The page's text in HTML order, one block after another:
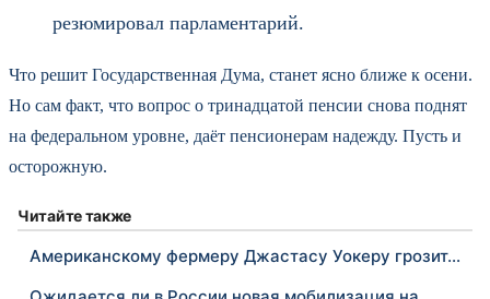
резюмировал парламентарий.
Что решит Государственная Дума, станет ясно ближе к осени.
Но сам факт, что вопрос о тринадцатой пенсии снова поднят
на федеральном уровне, даёт пенсионерам надежду. Пусть и
осторожную.
Читайте также
Американскому фермеру Джастасу Уокеру грозит…